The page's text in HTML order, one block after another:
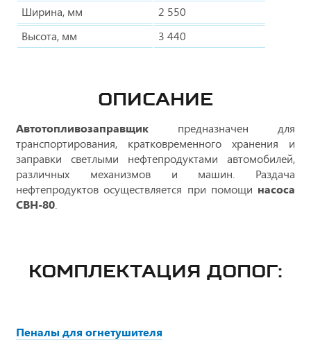
Ширина, мм
2 550
Высота, мм
3 440
ОПИСАНИЕ
Автотопливозаправщик предназначен для
транспортирования, кратковременного хранения и
заправки светлыми нефтепродуктами автомобилей,
различных механизмов и машин. Раздача
нефтепродуктов осуществляется при помощи насоса
СВН-80
КОМПЛЕКТАЦИЯ ДОПОГ:
Пеналы для огнетушителя